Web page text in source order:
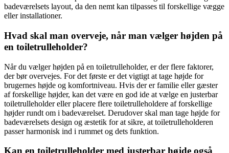
badeværelsets layout, da den nemt kan tilpasses til forskellige vægge
eller installationer.
Hvad skal man overveje, når man vælger højden på
en toiletrulleholder?
Når du vælger højden på en toiletrulleholder, er der flere faktorer,
der bør overvejes. For det første er det vigtigt at tage højde for
brugernes højde og komfortniveau. Hvis der er familie eller gæster
af forskellige højder, kan det være en god ide at vælge en justerbar
toiletrulleholder eller placere flere toiletrulleholdere af forskellige
højder rundt om i badeværelset. Derudover skal man tage højde for
badeværelsets design og æstetik for at sikre, at toiletrulleholderen
passer harmonisk ind i rummet og dets funktion.
Kan en toiletrulleholder med justerbar højde også